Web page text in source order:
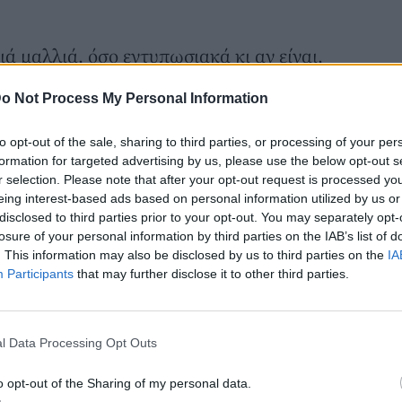
Not Process My Personal Information
opt-out of the sale, sharing to third parties, or processing of your
for targeted advertising by us, please use the below opt-out
selection. Please note that after your opt-out request is processed
interest-based ads based on personal information utilized by us
to third parties prior to your opt-out. You may separately
of your personal information by third parties on the IAB’s list of
This information may also be disclosed by us to third parties on the
Participants that may further disclose it to other third parties.
Data Processing Opt Outs
opt-out of the Sharing of my personal data.
μαλλιά, όσο εντυπωσιακά κι αν είναι,
γίνουν βαριά, ζεστά και δύσκολα στη
η πιο έξυπνη λύση της σεζόν.
κούρεμα
προσκήνιο τομεσαίου μήκους lob,ένα
ανάμεσα στο καρέ και τα μακριά
που «αγκαλιάζει» τους ώμους ή
προσφέροντας την τέλεια χρυσή τομή.
και αρκετή ελευθερία για άνεση στις
της τάσης είναι η Έμμα Στόουν, η
κομψό lob που κινείται ανάμεσα
Το νέο της look εντυπωσίασε ιδιαίτερα